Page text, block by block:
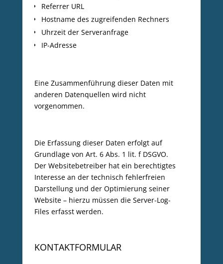
Referrer URL
Hostname des zugreifenden Rechners
Uhrzeit der Serveranfrage
IP-Adresse
Eine Zusammenführung dieser Daten mit
anderen Datenquellen wird nicht
vorgenommen.
Die Erfassung dieser Daten erfolgt auf
Grundlage von Art. 6 Abs. 1 lit. f DSGVO.
Der Websitebetreiber hat ein berechtigtes
Interesse an der technisch fehlerfreien
Darstellung und der Optimierung seiner
Website – hierzu müssen die Server-Log-
Files erfasst werden.
KONTAKTFORMULAR